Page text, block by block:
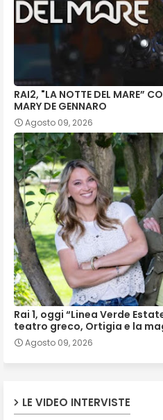
RAI2, "LA NOTTE DEL MARE”
MARY DE GENNARO
Agosto 09, 2026
Rai 1, oggi “Linea Verde
teatro greco, Ortigia e la
Agosto 09, 2026
LE VIDEO INTERVISTE